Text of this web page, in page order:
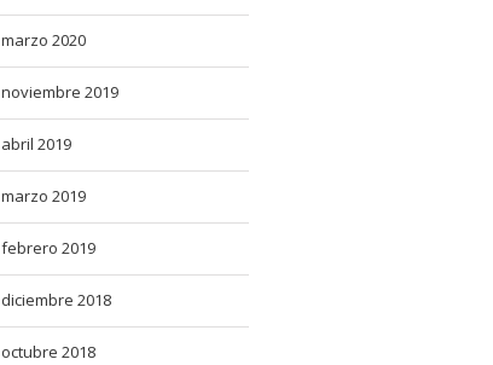
marzo 2020
noviembre 2019
abril 2019
marzo 2019
febrero 2019
diciembre 2018
octubre 2018